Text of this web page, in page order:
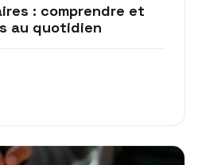
: comprendre et
au quotidien